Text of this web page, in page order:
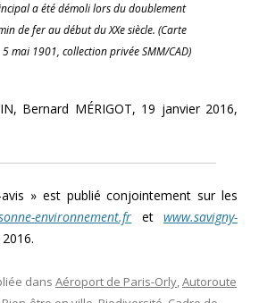
a été démoli lors du doublement
de fer au début du XXe siècle. (Carte
mai 1901, collection privée SMM/CAD)
Bernard MÉRIGOT, 19 janvier 2016,
» est publié conjointement sur les
environnement.fr etwww.savigny-
dans Aéroport de Paris-Orly,Autoroute